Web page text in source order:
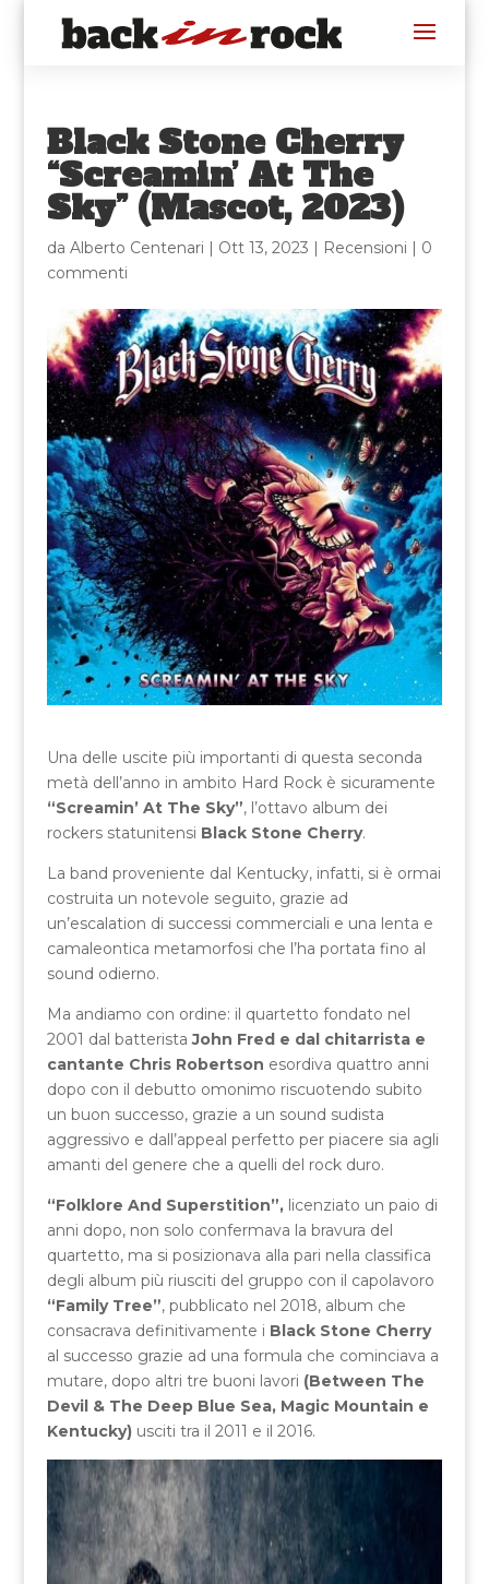
Black Stone Cherry
“Screamin’ At The
Sky” (Mascot, 2023)
da Alberto Centenari | Ott 13, 2023 | Recensioni | 0
commenti
Una delle uscite più importanti di questa seconda
metà dell’anno in ambito Hard Rock è sicuramente
“Screamin’ At The Sky”, l’ottavo album dei
rockers statunitensi Black Stone Cherry.
La band proveniente dal Kentucky, infatti, si è ormai
costruita un notevole seguito, grazie ad
un’escalation di successi commerciali e una lenta e
camaleontica metamorfosi che l’ha portata fino al
sound odierno.
Ma andiamo con ordine: il quartetto fondato nel
2001 dal batteristaJohn Fred e dal chitarrista e
cantante Chris Robertson esordiva quattro anni
dopo con il debutto omonimo riscuotendo subito
un buon successo, grazie a un sound sudista
aggressivo e dall’appeal perfetto per piacere sia agli
amanti del genere che a quelli del rock duro.
“Folklore And Superstition”,licenziato un paio di
anni dopo, non solo confermava la bravura del
quartetto, ma si posizionava alla pari nella classifica
degli album più riusciti del gruppo con il capolavoro
“Family Tree”, pubblicato nel 2018, album che
consacrava definitivamente i Black Stone Cherry
al successo grazie ad una formula che cominciava a
mutare, dopo altri tre buoni lavori (Between The
Devil & The Deep Blue Sea, Magic Mountain e
Kentucky)usciti tra il 2011 e il 2016.